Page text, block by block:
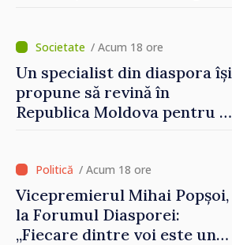
/ Acum 18 ore
Un specialist din diaspora își
propune să revină în
Republica Moldova pentru a
/ Acum 18 ore
Vicepremierul Mihai Popșoi,
la Forumul Diasporei:
„Fiecare dintre voi este un